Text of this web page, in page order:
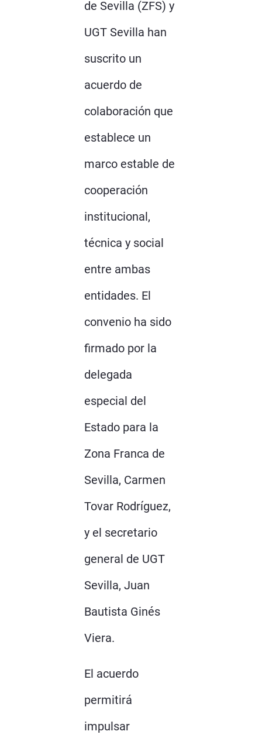
de Sevilla (ZFS) y
UGT Sevilla han
suscrito un
acuerdo de
colaboración que
establece un
marco estable de
cooperación
institucional,
técnica y social
entre ambas
entidades. El
convenio ha sido
firmado por la
delegada
especial del
Estado para la
Zona Franca de
Sevilla, Carmen
Tovar Rodríguez,
y el secretario
general de UGT
Sevilla, Juan
Bautista Ginés
Viera.
El acuerdo
permitirá
impulsar